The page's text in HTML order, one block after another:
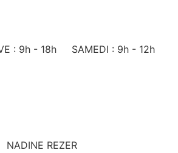
: 9h - 18h SAMEDI : 9h - 12h
NADINE REZER